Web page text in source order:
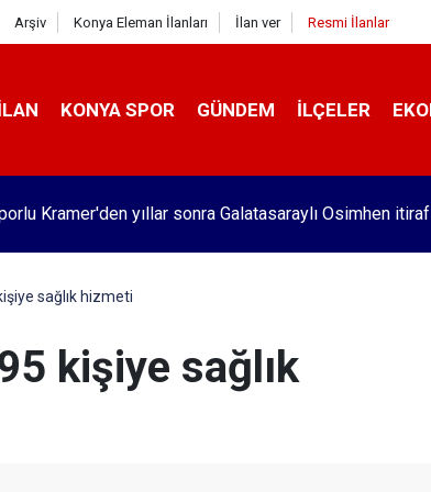
Arşiv Konya Eleman İlanları İlan ver Resmi İlanlar
KONYA SPOR GÜNDEM İLÇELER
Kramer'den yıllar sonra Galatasaraylı Osimhen
sağlık hizmeti
kişiye sağlık